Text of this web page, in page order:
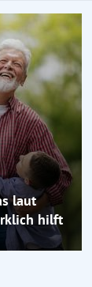
laut
hilft